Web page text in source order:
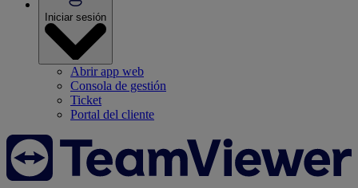
Iniciar sesión
Abrir app web
Consola de gestión
Ticket
Portal del cliente